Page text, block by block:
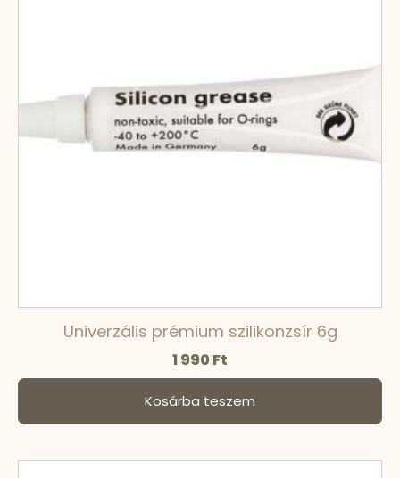
Univerzális prémium szilikonzsír 6g
1 990Ft
Kosárba teszem